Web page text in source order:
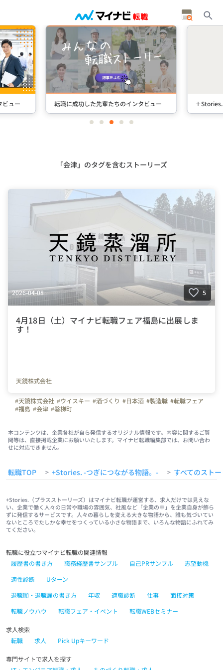
ビュー 転職に成功した先輩たちのインタビュー ＋
itemitemitemitemitem
「会津」のタグを含むストーリーズ
2026-04-08 5
4月18日（土）マイナビ転職フェア福島に出展しま
す！
天鏡株式会社
#天鏡株式会社 #ウイスキー #酒づくり #日本酒 #製造職 #転職フェア
#福島 #会津 #磐梯町
本コンテンツは、企業各社が自ら発信するオリジナル情報です。内容に関するご質
問等は、直接掲載企業にお願いいたします。マイナビ転職編集部では、お問い合わ
せに対応できません。
転職TOP > +Stories. -つぎにつながる物語。- > すべてのスト
+Stories.（プラスストーリーズ）はマイナビ転職が運営する、求人だけでは見えな
い、企業で働く人々の日常や職場の雰囲気、社風など「企業の中」を企業自身が飾ら
ずに発信するサービスです。人々の暮らしを変える大きな物語から、誰も気づいてい
ないところでたしかな幸せをつくっている小さな物語まで、いろんな物語にふれてみ
てください。
転職に役立つマイナビ転職の関連情報
履歴書の書き方
職務経歴書サンプル 自己PRサンプル
志望動機
適性診断
Uターン
退職願・退職届の書き方
年収 適職診断 仕事
面接対策
転職ノウハウ
転職フェア・イベント 転職WEBセミナー
求人検索
転職
求人 Pick Upキーワード
専門サイトで求人を探す